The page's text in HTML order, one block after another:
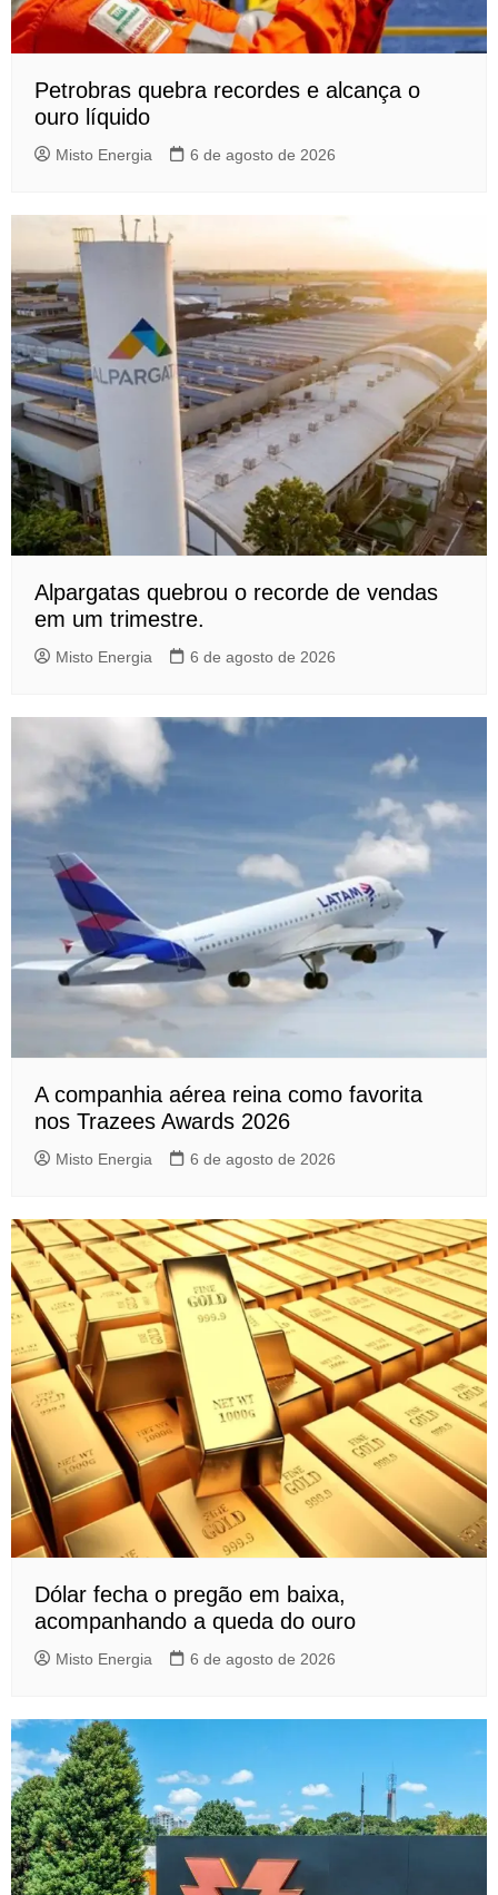
Petrobras quebra recordes e alcança o
ouro líquido
Misto Energia 6 de agosto de 2026
Alpargatas quebrou o recorde de vendas
em um trimestre.
Misto Energia 6 de agosto de 2026
A companhia aérea reina como favorita
nos Trazees Awards 2026
Misto Energia 6 de agosto de 2026
Dólar fecha o pregão em baixa,
acompanhando a queda do ouro
Misto Energia 6 de agosto de 2026